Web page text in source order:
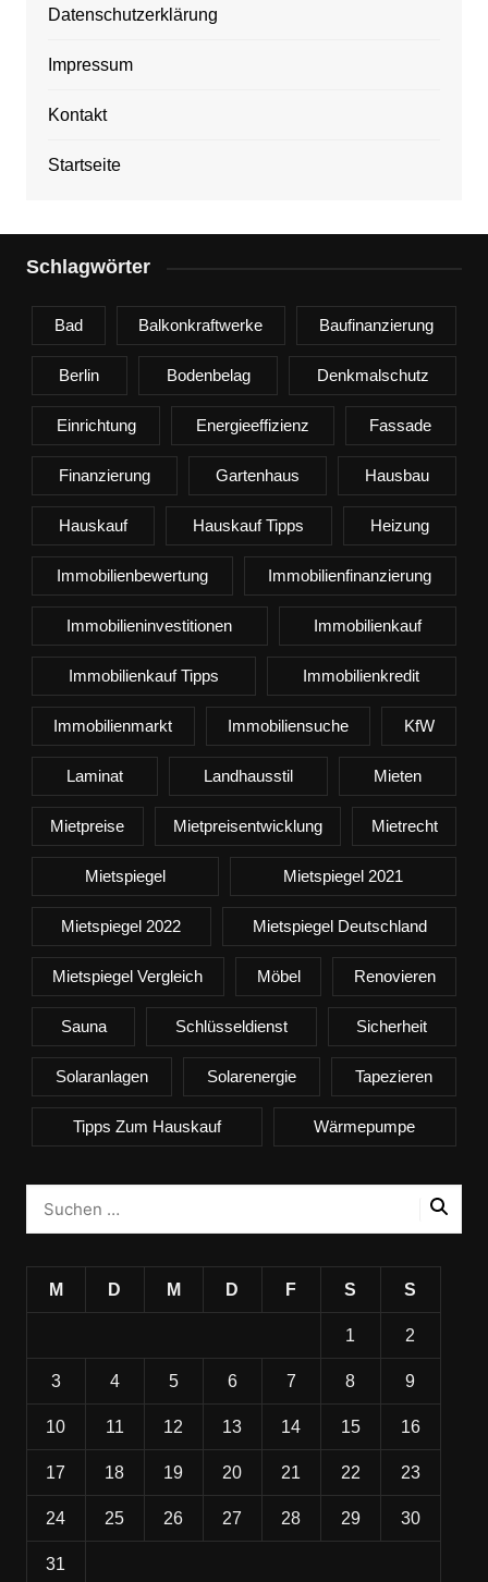
Datenschutzerklärung
Impressum
Kontakt
Startseite
Schlagwörter
Bad Balkonkraftwerke Baufinanzierung
Berlin Bodenbelag Denkmalschutz
Einrichtung Energieeffizienz Fassade
Finanzierung Gartenhaus Hausbau
Hauskauf Hauskauf Tipps Heizung
Immobilienbewertung Immobilienfinanzierung
Immobilieninvestitionen Immobilienkauf
Immobilienkauf Tipps Immobilienkredit
Immobilienmarkt Immobiliensuche KfW
Laminat Landhausstil Mieten
Mietpreise Mietpreisentwicklung Mietrecht
Mietspiegel Mietspiegel 2021
Mietspiegel 2022 Mietspiegel Deutschland
Mietspiegel Vergleich Möbel Renovieren
Sauna Schlüsseldienst Sicherheit
Solaranlagen Solarenergie Tapezieren
Tipps Zum Hauskauf Wärmepumpe
M D M D F S S
1 2
3 4 5 6 7 8 9
10 11 12 13 14 15 16
17 18 19 20 21 22 23
24 25 26 27 28 29 30
31